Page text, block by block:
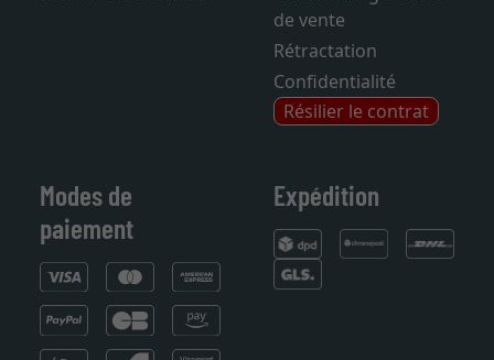
Conditions générales
de vente
Rétractation
Confidentialité
Résilier le contrat
Modes de
paiement
Expédition